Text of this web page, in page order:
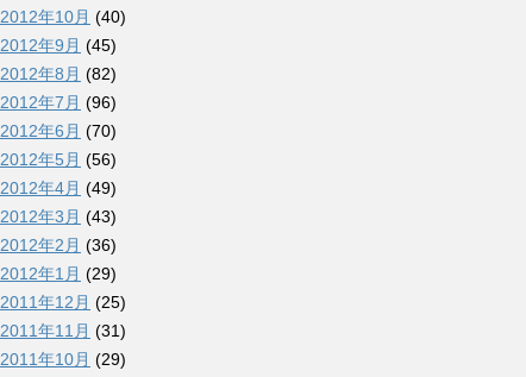
2012年10月 (40)
2012年9月 (45)
2012年8月 (82)
2012年7月 (96)
2012年6月 (70)
2012年5月 (56)
2012年4月 (49)
2012年3月 (43)
2012年2月 (36)
2012年1月 (29)
2011年12月 (25)
2011年11月 (31)
2011年10月 (29)